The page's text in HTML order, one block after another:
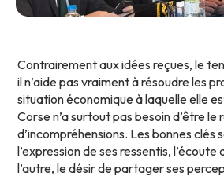
Contrairement aux idées reçues, le
il n’aide pas vraiment à résoudre les
situation économique à laquelle elle
Corse n’a surtout pas besoin d’être
d’incompréhensions. Les bonnes clés
l’expression de ses ressentis, l’écoute
l’autre, le désir de partager ses